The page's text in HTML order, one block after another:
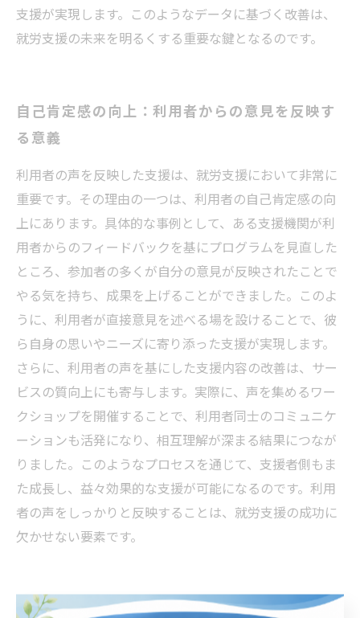
支援が実現します。このようなデータに基づく改善は、
就労支援の未来を明るくする重要な鍵となるのです。
自己肯定感の向上：利用者からの意見を反映す
る意義
利用者の声を反映した支援は、就労支援において非常に
重要です。その理由の一つは、利用者の自己肯定感の向
上にあります。具体的な事例として、ある支援機関が利
用者からのフィードバックを基にプログラムを見直した
ところ、参加者の多くが自分の意見が反映されたことで
やる気を持ち、成果を上げることができました。このよ
うに、利用者が直接意見を述べる場を設けることで、彼
ら自身の思いやニーズに寄り添った支援が実現します。
さらに、利用者の声を基にした支援内容の改善は、サー
ビスの質向上にも寄与します。実際に、声を集めるワー
クショップを開催することで、利用者同士のコミュニケ
ーションも活発になり、相互理解が深まる結果につなが
りました。このようなプロセスを通じて、支援者側もま
た成長し、益々効果的な支援が可能になるのです。利用
者の声をしっかりと反映することは、就労支援の成功に
欠かせない要素です。
成功事例に学ぶ：利用者の声がもたらした変化